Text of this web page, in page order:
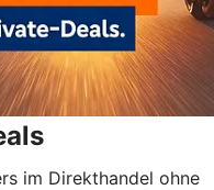
im Direkthandel ohne